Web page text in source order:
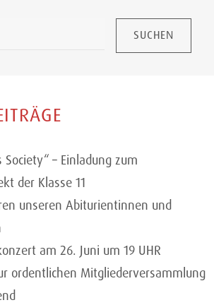
Society“ – Einladung zum
der Klasse 11
unseren Abiturientinnen und
am 26. Juni um 19 UHR
ordentlichen Mitgliederversammlung